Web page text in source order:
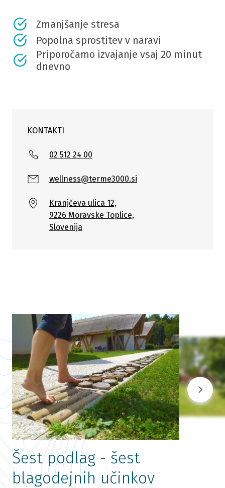
Zmanjšanje stresa
Popolna sprostitev v naravi
Priporočamo izvajanje vsaj 20 minut
dnevno
KONTAKTI
02 512 24 00
wellness@terme3000.si
Kranjčeva ulica 12,
9226 Moravske Toplice,
Slovenija
Šest podlag - šest
blagodejnih učinkov